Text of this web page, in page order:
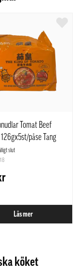
Tomat Beef
påse Tang
Kina
slut
Läs mer
köket